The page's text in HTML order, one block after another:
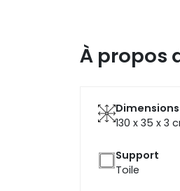
À propos
Dimensions
130 x 35 x 3
Support
Toile